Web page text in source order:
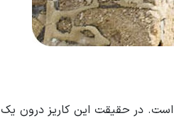
16 متر بوده و ساختار آن مرجانی است. در حقیقت این کاریز درون یک